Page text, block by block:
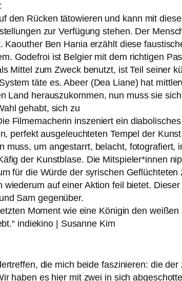
den Rücken täto­wie­ren und kann mit
zur Verfügung ste­hen. Der
Kaouther Ben Hania erzählt die­se
Godefroi ist Belgier mit dem rich­ti­gen
Mittel zum Zweck benutzt, ist Teil sei­ner
täte es. Abeer (Dea Liane) hat
Land her­aus­zu­kom­men, nun muss sie
gehabt, sich zu
Filmemacherin insze­niert ein
per­fekt aus­ge­leuch­te­ten Tempel der
muss, um ange­starrt, belacht,
der Kunstblase. Die Mitspieler*innen
für die Würde der syri­schen
auf einer Aktion feil bie­tet.
Sam gegen­über.
Moment wie eine Königin den
indie­ki­no | Susanne Kim
die mich bei­de fas­zi­nie­ren: die
haben es hier mit zwei in sich